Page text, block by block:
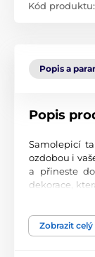
Kód produktu:
Popis a
Popis
Samolepicí
ozdobou i
a přineste
dekorace,
Perfektní
Zobrazit